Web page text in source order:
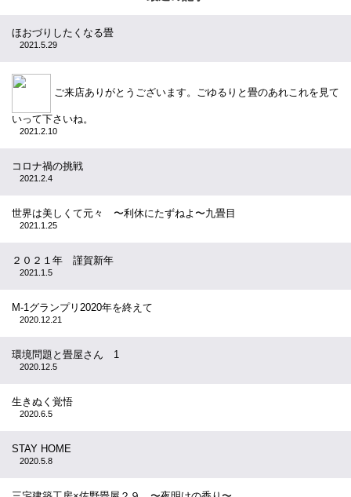
ほおづりしたくなる畳
2021.5.29
ご来店ありがとうございます。ごゆるりと畳のあれこれを見て
いって下さいね。
2021.2.10
コロナ禍の挑戦
2021.2.4
世界は美しくて元々 〜利休にたずねよ〜九畳目
2021.1.25
２０２１年 謹賀新年
2021.1.5
M-1グランプリ2020年を終えて
2020.12.21
環境問題と畳屋さん 1
2020.12.5
生きぬく覚悟
2020.6.5
STAY HOME
2020.5.8